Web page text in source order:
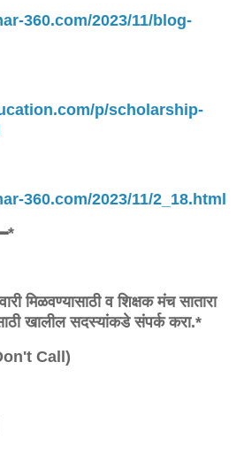
360.com/2023/11/blog-
p/scholarship-
360.com/2023/11/2_18.html
मिळवण्यासाठी व शिक्षक मंच सातारा
खालील सदस्यांकडे संपर्क करा.*
Call)